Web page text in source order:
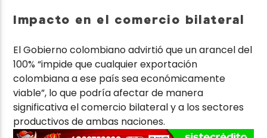
Impacto en el comercio bilateral
El Gobierno colombiano advirtió que un arancel del
100% “impide que cualquier exportación
colombiana a ese país sea económicamente
viable”, lo que podría afectar de manera
significativa el comercio bilateral y a los sectores
productivos de ambas naciones.